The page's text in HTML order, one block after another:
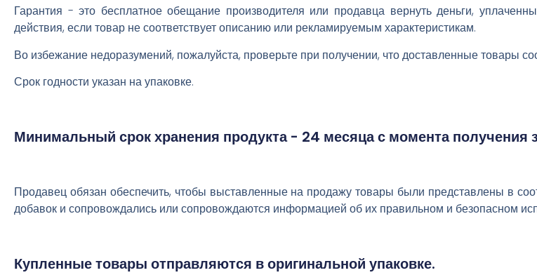
Гарантия - это бесплатное обещание производителя или продавца вернуть деньги,
действия, если товар не соответствует описанию или рекламируемым характеристикам.
Во избежание недоразумений, пожалуйста, проверьте при получении, что доставленные товары
Срок годности указан на упаковке.
Минимальный срок хранения продукта - 24 месяца с момента получения
Продавец обязан обеспечить, чтобы выставленные на продажу товары были представлены в
добавок и сопровождались или сопровождаются информацией об их правильном и безопасном
Купленные товары отправляются в оригинальной упаковке.